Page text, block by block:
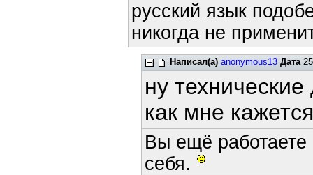
русский язык
никогда не
Написал(а) anonymous13 Дата
ну
как мне
Вы ещё
себя.